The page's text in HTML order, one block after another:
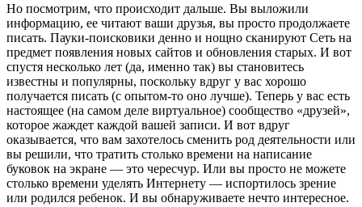
Но посмотрим, что происходит дальше. Вы выложили
информацию, ее читают ваши друзья, вы просто продолжаете
писать. Пауки-поисковики денно и нощно сканируют Сеть на
предмет появления новых сайтов и обновления старых. И вот
спустя несколько лет (да, именно так) вы становитесь
известны и популярны, поскольку вдруг у вас хорошо
получается писать (с опытом-то оно лучше). Теперь у вас есть
настоящее (на самом деле виртуальное) сообщество «друзей»,
которое жаждет каждой вашей записи. И вот вдруг
оказывается, что вам захотелось сменить род деятельности или
вы решили, что тратить столько времени на написание
буковок на экране — это чересчур. Или вы просто не можете
столько времени уделять Интернету — испортилось зрение
или родился ребенок. И вы обнаруживаете нечто интересное.